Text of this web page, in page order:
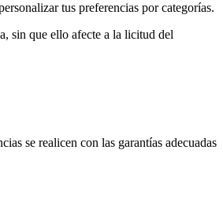
tus preferencias por categorías.
sin que ello afecte a la licitud del
se realicen con las garantías adecuadas